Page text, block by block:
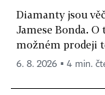
Diamanty jsou
Jamese Bonda.
možném prodeji
6. 8. 2026 ▪ 4 min.